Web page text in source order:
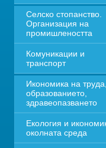
Селско стопанство.
Организация на
промишлеността
Комуникации и
транспорт
Икономика на труда,
образованието,
здравеопазването
Екология и
околната среда